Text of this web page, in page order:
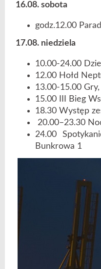
16.08. sobota
godz.12.00
17.08. niedziela
10.00-24.00
12.00 Hołd
13.00-15.00
15.00 III Bieg
18.30 Występ
20.00–23.30
24.00
Bunkrowa 1